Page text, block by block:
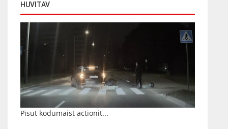
HUVITAV
Pisut kodumaist actionit...